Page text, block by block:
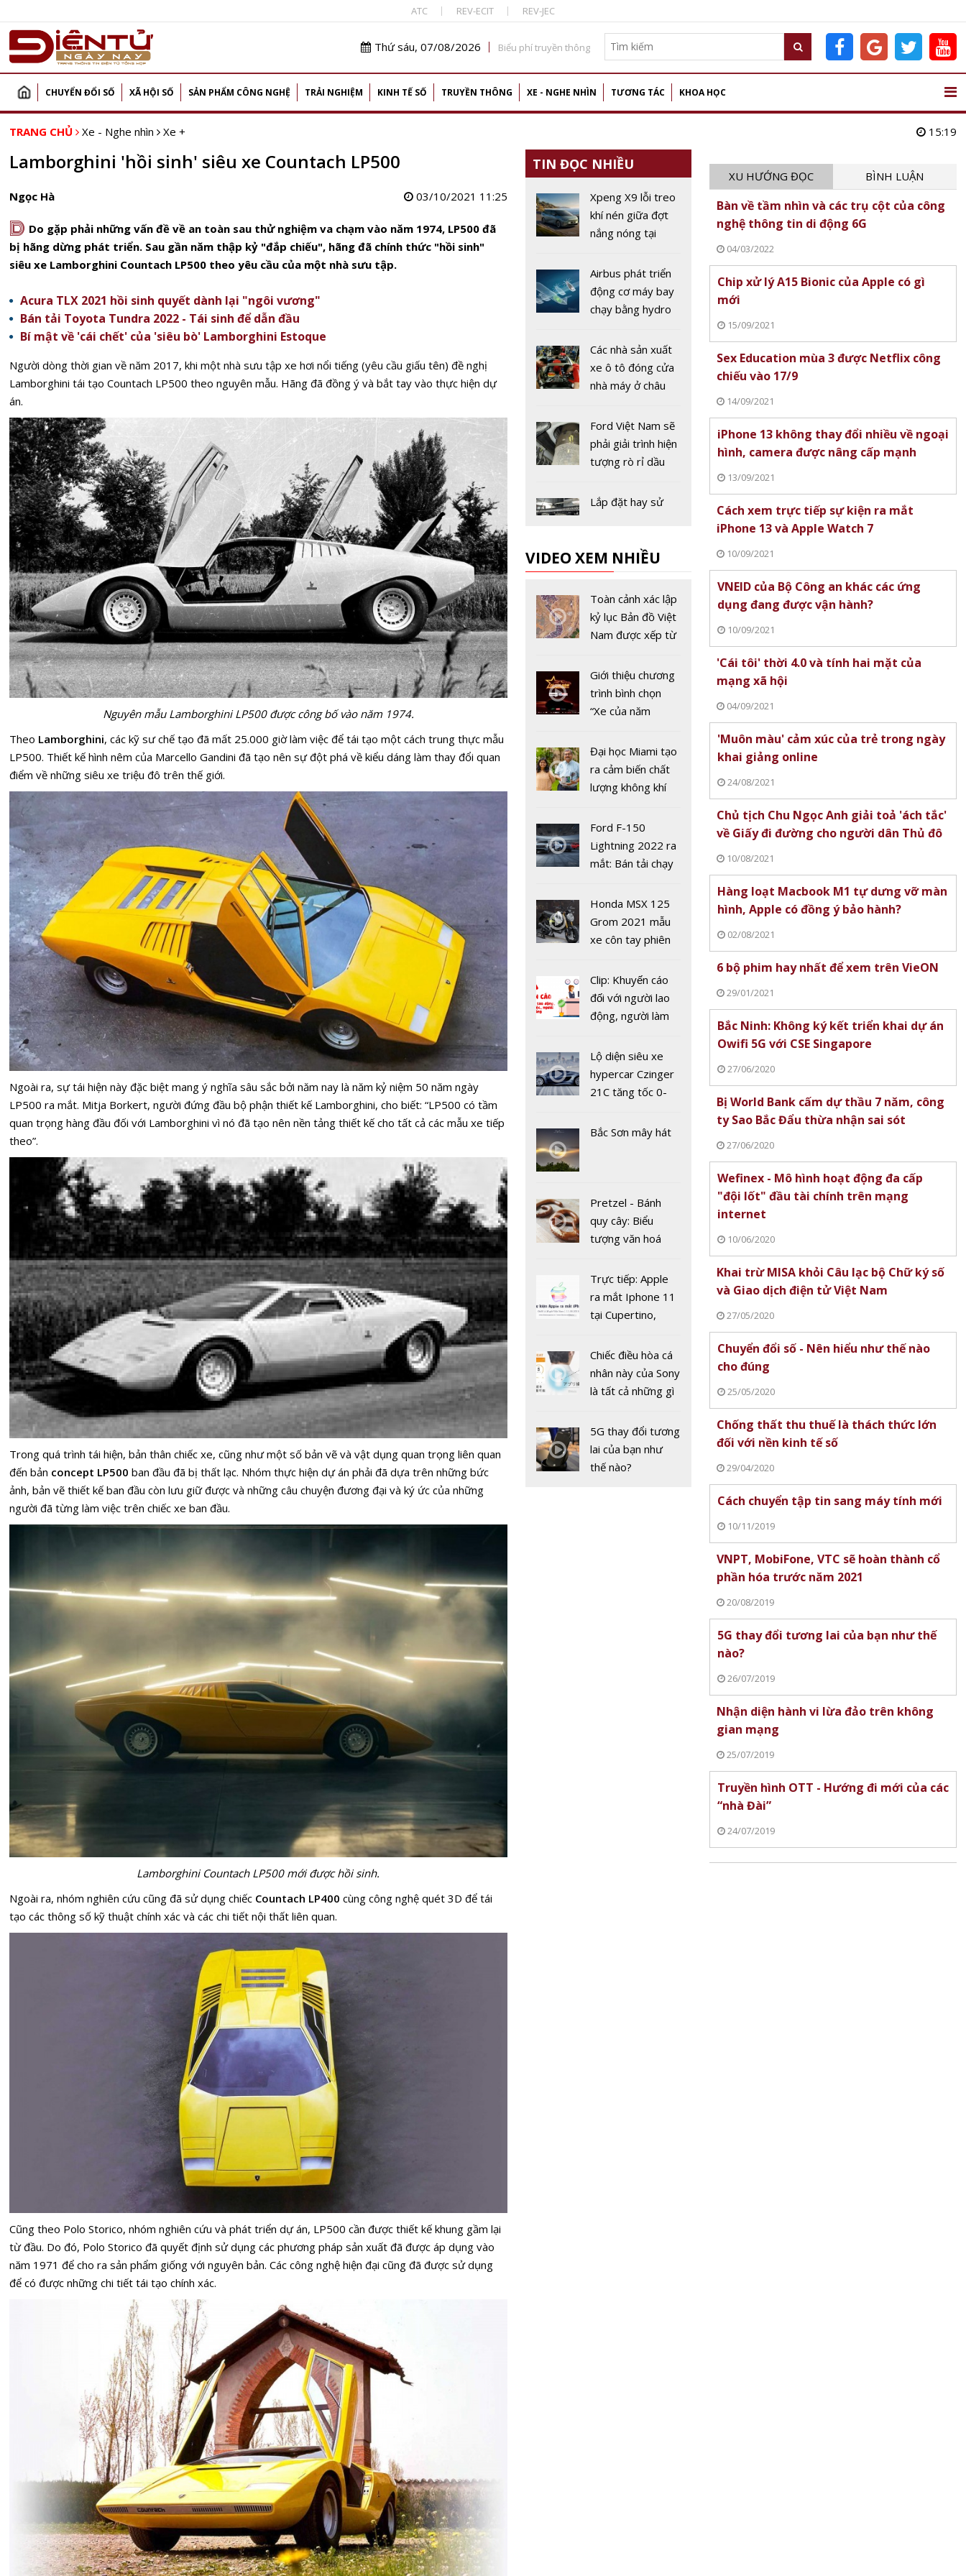
ATC REV-ECIT REV-JEC
Thứ sáu, 07/08/2026 Biểu phí truyền thông
CHUYỂN ĐỔI SỐ XÃ HỘI SỐ SẢN PHẨM CÔNG NGHỆ TRẢI NGHIỆM KINH TẾ SỐ TRUYỀN THÔNG XE - NGHE NHÌN TƯƠNG TÁC KHOA HỌC
TRANG CHỦ Xe - Nghe nhìn Xe + 15:19
Lamborghini 'hồi sinh' siêu xe Countach LP500
Ngọc Hà 03/10/2021 11:25
D Do gặp phải những vấn đề về an toàn sau thử nghiệm va chạm vào năm 1974, LP500 đã
bị hãng dừng phát triển. Sau gần năm thập kỷ "đắp chiếu", hãng đã chính thức "hồi sinh"
siêu xe Lamborghini Countach LP500 theo yêu cầu của một nhà sưu tập.
Acura TLX 2021 hồi sinh quyết dành lại "ngôi vương"
Bán tải Toyota Tundra 2022 - Tái sinh để dẫn đầu
Bí mật về 'cái chết' của 'siêu bò' Lamborghini Estoque
Người dòng thời gian về năm 2017, khi một nhà sưu tập xe hơi nổi tiếng (yêu cầu giấu tên) đề nghị
Lamborghini tái tạo Countach LP500 theo nguyên mẫu. Hãng đã đồng ý và bắt tay vào thực hiện dự
án.
Nguyên mẫu Lamborghini LP500 được công bố vào năm 1974.
Theo Lamborghini, các kỹ sư chế tạo đã mất 25.000 giờ làm việc để tái tạo một cách trung thực mẫu
LP500. Thiết kế hình nêm của Marcello Gandini đã tạo nên sự đột phá về kiểu dáng làm thay đổi quan
điểm về những siêu xe triệu đô trên thế giới.
Ngoài ra, sự tái hiện này đặc biệt mang ý nghĩa sâu sắc bởi năm nay là năm kỷ niệm 50 năm ngày
LP500 ra mắt. Mitja Borkert, người đứng đầu bộ phận thiết kế Lamborghini, cho biết: “LP500 có tầm
quan trọng hàng đầu đối với Lamborghini vì nó đã tạo nên nền tảng thiết kế cho tất cả các mẫu xe tiếp
theo”.
Trong quá trình tái hiện, bản thân chiếc xe, cũng như một số bản vẽ và vật dụng quan trọng liên quan
đến bản concept LP500 ban đầu đã bị thất lạc. Nhóm thực hiện dự án phải đã dựa trên những bức
ảnh, bản vẽ thiết kế ban đầu còn lưu giữ được và những câu chuyện đương đại và ký ức của những
người đã từng làm việc trên chiếc xe ban đầu.
Lamborghini Countach LP500 mới được hồi sinh.
Ngoài ra, nhóm nghiên cứu cũng đã sử dụng chiếc Countach LP400 cùng công nghệ quét 3D để tái
tạo các thông số kỹ thuật chính xác và các chi tiết nội thất liên quan.
Cũng theo Polo Storico, nhóm nghiên cứu và phát triển dự án, LP500 cần được thiết kế khung gầm lại
từ đầu. Do đó, Polo Storico đã quyết định sử dụng các phương pháp sản xuất đã được áp dụng vào
năm 1971 để cho ra sản phẩm giống với nguyên bản. Các công nghệ hiện đại cũng đã được sử dụng
để có được những chi tiết tái tạo chính xác.
TIN ĐỌC NHIỀU
Xpeng X9 lỗi treo
khí nén giữa đợt
nắng nóng tại
Airbus phát triển
động cơ máy bay
chạy bằng hydro
giới
Các nhà sản xuất
xe ô tô đóng cửa
nhà máy ở châu
19
Ford Việt Nam sẽ
phải giải trình hiện
tượng rò rỉ dầu
trước ngày 16/3
Lắp đặt hay sử
xử phạt thế nào?
Show 2019: Dòng
xe Volvo có gì đặc
biệt
Infiniti QX50
phiên bản 2020
những thay đổi về
trang bị hàng đầu
Mitsubishi T&T
Hải Dương tổ
trải nghiệm xe
mới
giữa Honda
Winner X với
Yamaha Exciter
khốc liệt
HONDA CB150R
ExMotion: Có
xứng đáng 105
VIDEO XEM NHIỀU
Toàn cảnh xác lập
kỷ lục Bản đồ Việt
Nam được xếp từ
năm 2022
Giới thiệu chương
trình bình chọn
“Xe của năm
Đại học Miami tạo
ra cảm biến chất
lượng không khí
19
Ford F-150
Lightning 2022 ra
mắt: Bán tải chạy
chưa đến 40 nghìn
USD
Honda MSX 125
Grom 2021 mẫu
xe côn tay phiên
Clip: Khuyến cáo
đối với người lao
động, người làm
hàng tại khu dịch
vụ trong dịch
Covid-19
Lộ diện siêu xe
hypercar Czinger
21C tăng tốc 0-
2 giây
Bắc Sơn mây hát
Pretzel - Bánh
quy cây: Biểu
tượng văn hoá
tranh cãi về nguồn
gốc
Trực tiếp: Apple
ra mắt Iphone 11
tại Cupertino,
Chiếc điều hòa cá
nhân này của Sony
là tất cả những gì
sót qua mùa hè
nóng nực
5G thay đổi tương
lai của bạn như
thế nào?
XU HƯỚNG ĐỌC BÌNH LUẬN
Bàn về tầm nhìn và các trụ cột của công
nghệ thông tin di động 6G
04/03/2022
Chip xử lý A15 Bionic của Apple có gì
mới
15/09/2021
Sex Education mùa 3 được Netflix công
chiếu vào 17/9
14/09/2021
iPhone 13 không thay đổi nhiều về ngoại
hình, camera được nâng cấp mạnh
13/09/2021
Cách xem trực tiếp sự kiện ra mắt
iPhone 13 và Apple Watch 7
10/09/2021
VNEID của Bộ Công an khác các ứng
dụng đang được vận hành?
10/09/2021
'Cái tôi' thời 4.0 và tính hai mặt của
mạng xã hội
04/09/2021
'Muôn màu' cảm xúc của trẻ trong ngày
khai giảng online
24/08/2021
Chủ tịch Chu Ngọc Anh giải toả 'ách tắc'
về Giấy đi đường cho người dân Thủ đô
10/08/2021
Hàng loạt Macbook M1 tự dưng vỡ màn
hình, Apple có đồng ý bảo hành?
02/08/2021
6 bộ phim hay nhất để xem trên VieON
29/01/2021
Bắc Ninh: Không ký kết triển khai dự án
Owifi 5G với CSE Singapore
27/06/2020
Bị World Bank cấm dự thầu 7 năm, công
ty Sao Bắc Đẩu thừa nhận sai sót
27/06/2020
Wefinex - Mô hình hoạt động đa cấp
"đội lốt" đầu tài chính trên mạng
internet
10/06/2020
Khai trừ MISA khỏi Câu lạc bộ Chữ ký số
và Giao dịch điện tử Việt Nam
27/05/2020
Chuyển đổi số - Nên hiểu như thế nào
cho đúng
25/05/2020
Chống thất thu thuế là thách thức lớn
đối với nền kinh tế số
29/04/2020
Cách chuyển tập tin sang máy tính mới
10/11/2019
VNPT, MobiFone, VTC sẽ hoàn thành cổ
phần hóa trước năm 2021
20/08/2019
5G thay đổi tương lai của bạn như thế
nào?
26/07/2019
Nhận diện hành vi lừa đảo trên không
gian mạng
25/07/2019
Truyền hình OTT - Hướng đi mới của các
“nhà Đài”
24/07/2019